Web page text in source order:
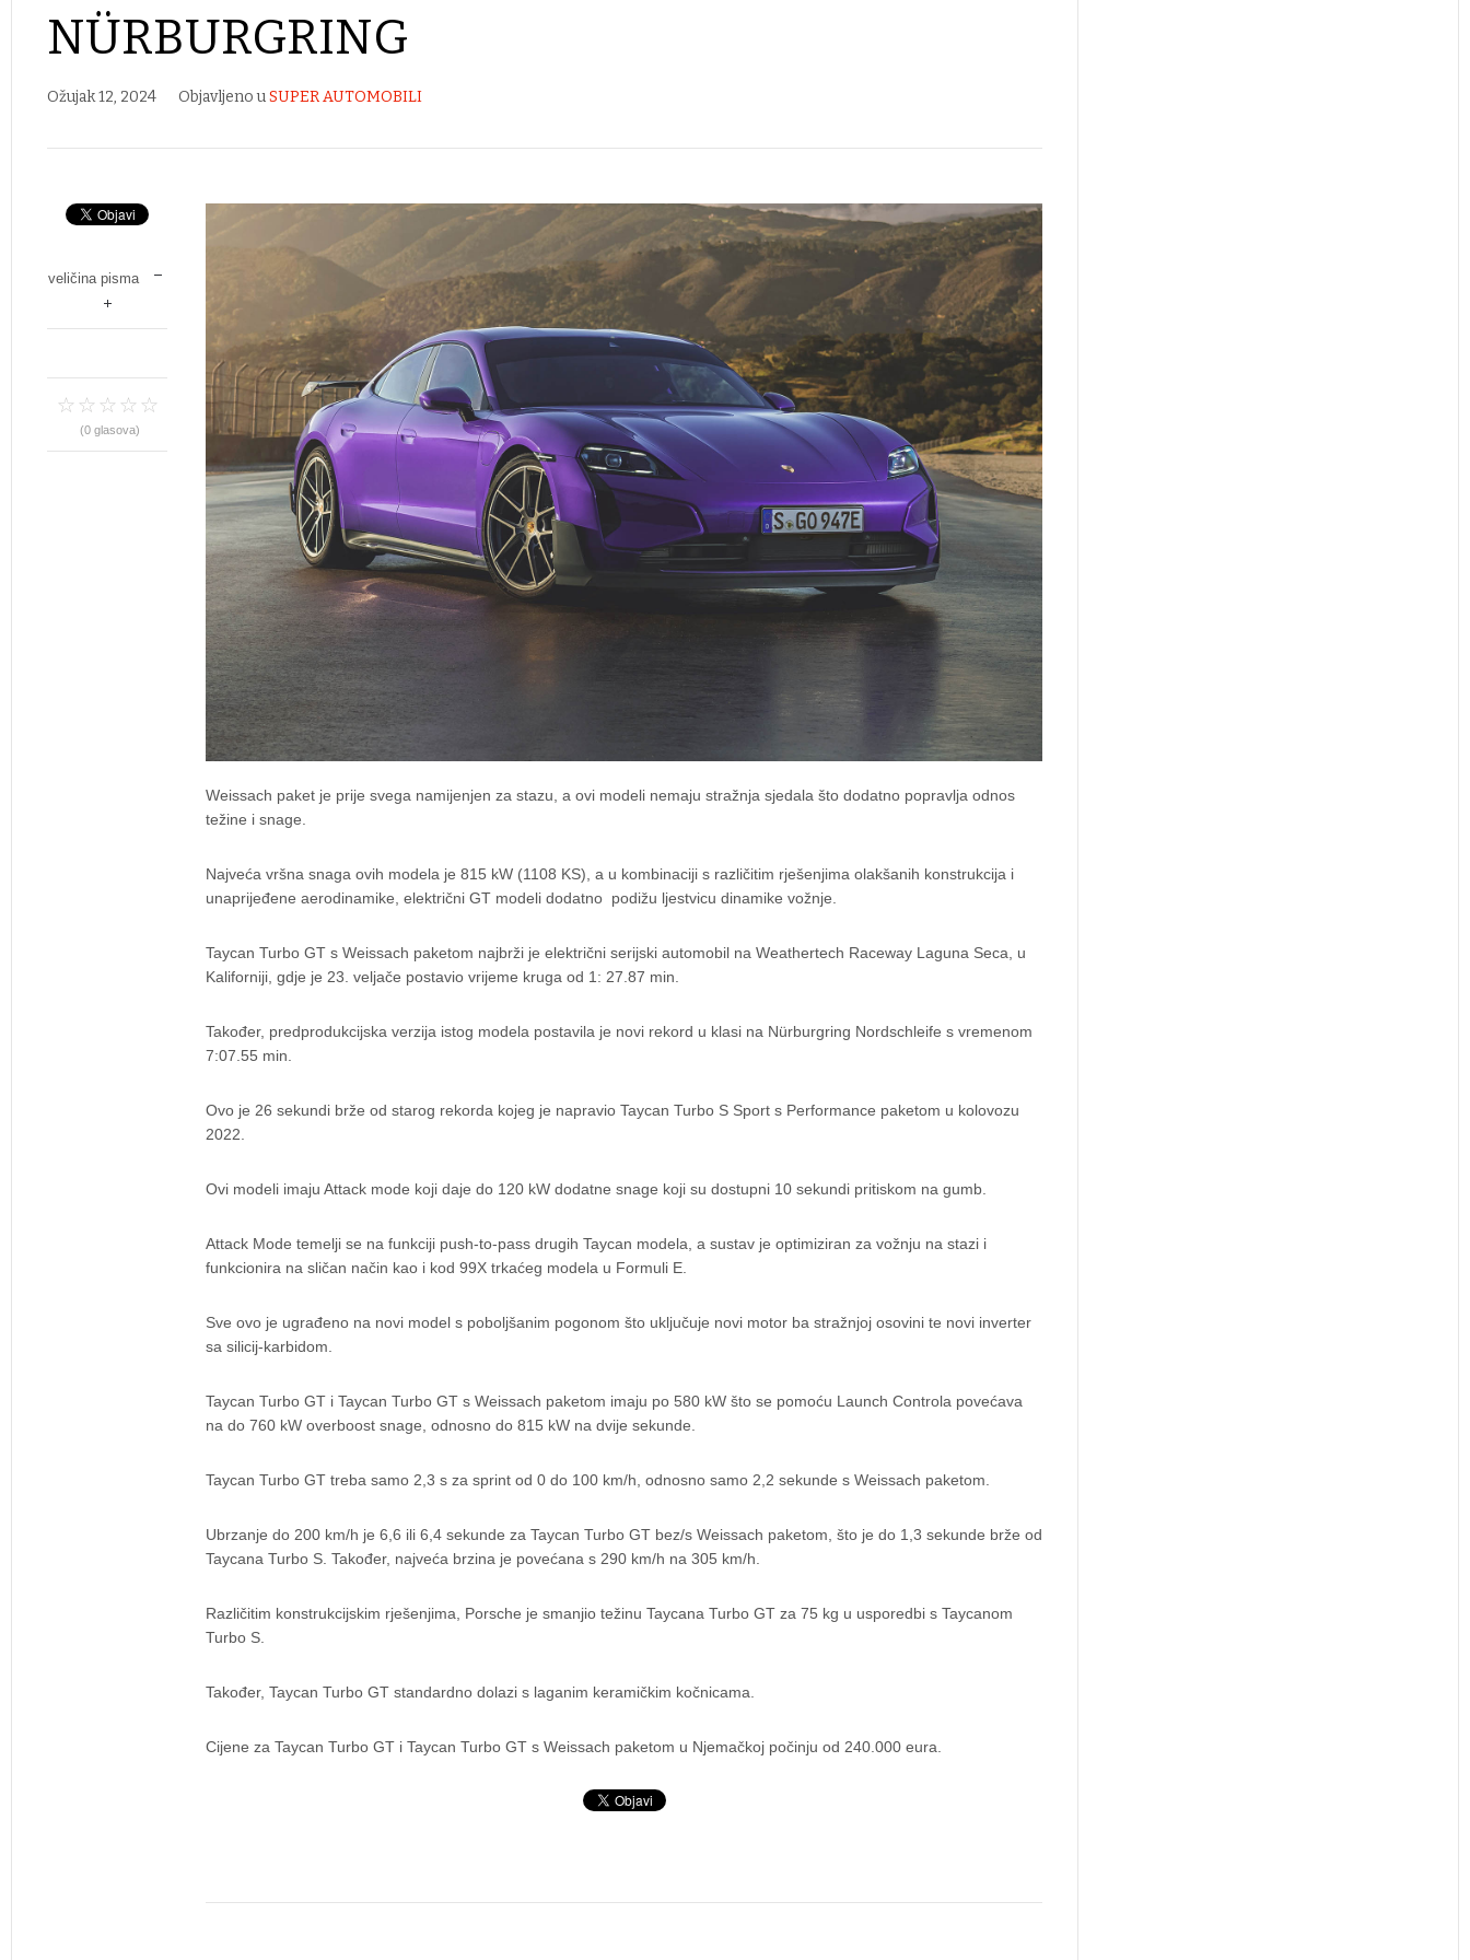
NÜRBURGRING
Ožujak 12, 2024 Objavljeno uSUPER AUTOMOBILI
Weissach paket je prije svega namijenjen za stazu, a ovi modeli nemaju stražnja sjedala što dodatno popravlja odnos
težine i snage.
Najveća vršna snaga ovih modela je 815 kW (1108 KS), a u kombinaciji s različitim rješenjima olakšanih konstrukcija i
unaprijeđene aerodinamike, električni GT modeli dodatno podižu ljestvicu dinamike vožnje.
Taycan Turbo GT s Weissach paketom najbrži je električni serijski automobil na Weathertech Raceway Laguna Seca, u
Kaliforniji, gdje je 23. veljače postavio vrijeme kruga od 1: 27.87 min.
Također, predprodukcijska verzija istog modela postavila je novi rekord u klasi na Nürburgring Nordschleife s vremenom
7:07.55 min.
Ovo je 26 sekundi brže od starog rekorda kojeg je napravio Taycan Turbo S Sport s Performance paketom u kolovozu
2022.
Ovi modeli imaju Attack mode koji daje do 120 kW dodatne snage koji su dostupni 10 sekundi pritiskom na gumb.
Attack Mode temelji se na funkciji push-to-pass drugih Taycan modela, a sustav je optimiziran za vožnju na stazi i
funkcionira na sličan način kao i kod 99X trkaćeg modela u Formuli E.
Sve ovo je ugrađeno na novi model s poboljšanim pogonom što uključuje novi motor ba stražnjoj osovini te novi inverter
sa silicij-karbidom.
Taycan Turbo GT i Taycan Turbo GT s Weissach paketom imaju po 580 kW što se pomoću Launch Controla povećava
na do 760 kW overboost snage, odnosno do 815 kW na dvije sekunde.
Taycan Turbo GT treba samo 2,3 s za sprint od 0 do 100 km/h, odnosno samo 2,2 sekunde s Weissach paketom.
Ubrzanje do 200 km/h je 6,6 ili 6,4 sekunde za Taycan Turbo GT bez/s Weissach paketom, što je do 1,3 sekunde brže od
Taycana Turbo S. Također, najveća brzina je povećana s 290 km/h na 305 km/h.
Različitim konstrukcijskim rješenjima, Porsche je smanjio težinu Taycana Turbo GT za 75 kg u usporedbi s Taycanom
Turbo S.
Također, Taycan Turbo GT standardno dolazi s laganim keramičkim kočnicama.
Cijene za Taycan Turbo GT i Taycan Turbo GT s Weissach paketom u Njemačkoj počinju od 240.000 eura.
veličina pisma
(0 glasova)